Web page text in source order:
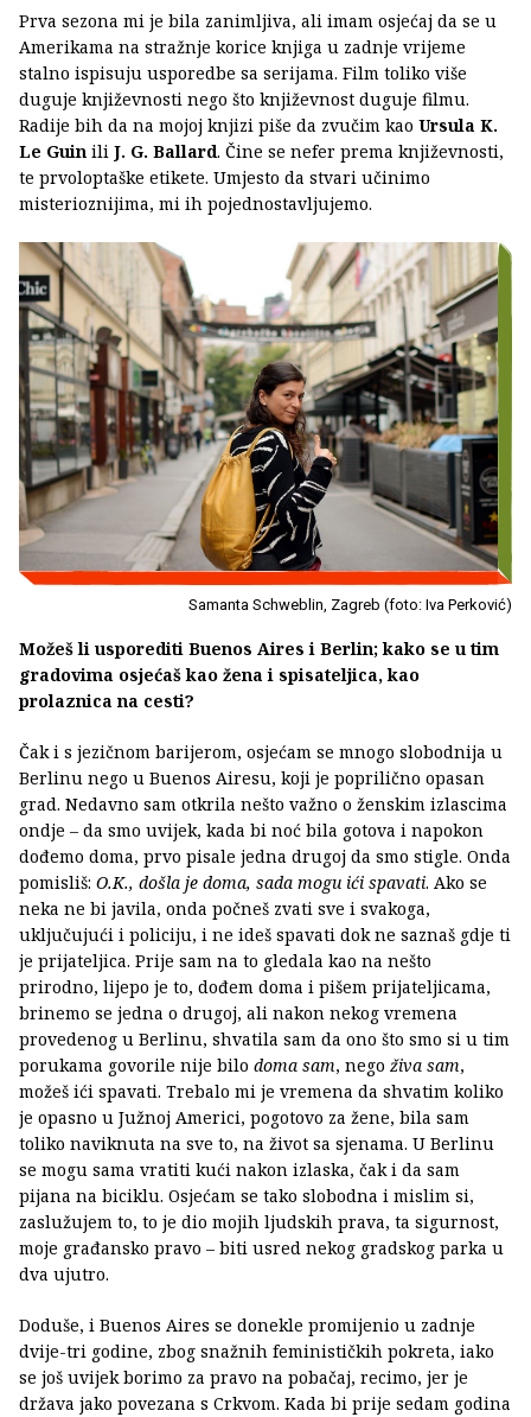
Prva sezona mi je bila zanimljiva, ali imam osjećaj da se u
Amerikama na stražnje korice knjiga u zadnje vrijeme
stalno ispisuju usporedbe sa serijama. Film toliko više
duguje književnosti nego što književnost duguje filmu.
Radije bih da na mojoj knjizi piše da zvučim kao Ursula K.
Le Guin ili J. G. Ballard. Čine se nefer prema književnosti,
te prvoloptaške etikete. Umjesto da stvari učinimo
misterioznijima, mi ih pojednostavljujemo.
Samanta Schweblin, Zagreb (foto: Iva Perković)
Možeš li usporediti Buenos Aires i Berlin; kako se u tim
gradovima osjećaš kao žena i spisateljica, kao
prolaznica na cesti?
Čak i s jezičnom barijerom, osjećam se mnogo slobodnija u
Berlinu nego u Buenos Airesu, koji je poprilično opasan
grad. Nedavno sam otkrila nešto važno o ženskim izlascima
ondje – da smo uvijek, kada bi noć bila gotova i napokon
dođemo doma, prvo pisale jedna drugoj da smo stigle. Onda
pomisliš: O.K., došla je doma, sada mogu ići spavati. Ako se
neka ne bi javila, onda počneš zvati sve i svakoga,
uključujući i policiju, i ne ideš spavati dok ne saznaš gdje ti
je prijateljica. Prije sam na to gledala kao na nešto
prirodno, lijepo je to, dođem doma i pišem prijateljicama,
brinemo se jedna o drugoj, ali nakon nekog vremena
provedenog u Berlinu, shvatila sam da ono što smo si u tim
porukama govorile nije bilo doma sam, nego živa sam,
možeš ići spavati. Trebalo mi je vremena da shvatim koliko
je opasno u Južnoj Americi, pogotovo za žene, bila sam
toliko naviknuta na sve to, na život sa sjenama. U Berlinu
se mogu sama vratiti kući nakon izlaska, čak i da sam
pijana na biciklu. Osjećam se tako slobodna i mislim si,
zaslužujem to, to je dio mojih ljudskih prava, ta sigurnost,
moje građansko pravo – biti usred nekog gradskog parka u
dva ujutro.
Doduše, i Buenos Aires se donekle promijenio u zadnje
dvije-tri godine, zbog snažnih feminističkih pokreta, iako
se još uvijek borimo za pravo na pobačaj, recimo, jer je
država jako povezana s Crkvom. Kada bi prije sedam godina